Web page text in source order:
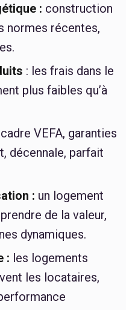
: construction
normes récentes,
: les frais dans le
plus faibles qu’à
cadre VEFA, garanties
décennale, parfait
: un logement
de la valeur,
dynamiques.
: les logements
les locataires,